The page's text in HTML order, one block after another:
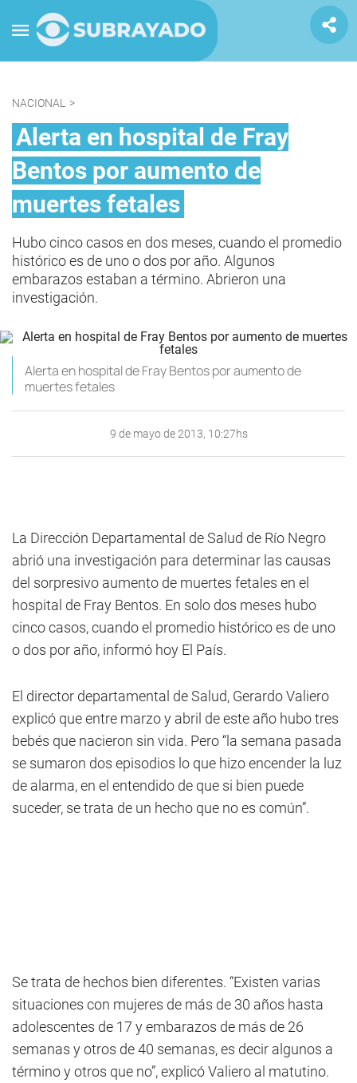
NACIONAL >
Alerta en hospital de Fray
Bentos por aumento de
muertes fetales
Hubo cinco casos en dos meses, cuando el promedio
histórico es de uno o dos por año. Algunos
embarazos estaban a término. Abrieron una
investigación.
Alerta en hospital de Fray Bentos por aumento de
muertes fetales
9 de mayo de 2013, 10:27hs
La Dirección Departamental de Salud de Río Negro
abrió una investigación para determinar las causas
del sorpresivo aumento de muertes fetales en el
hospital de Fray Bentos. En solo dos meses hubo
cinco casos, cuando el promedio histórico es de uno
o dos por año, informó hoy El País.
El director departamental de Salud, Gerardo Valiero
explicó que entre marzo y abril de este año hubo tres
bebés que nacieron sin vida. Pero “la semana pasada
se sumaron dos episodios lo que hizo encender la luz
de alarma, en el entendido de que si bien puede
suceder, se trata de un hecho que no es común”.
Se trata de hechos bien diferentes. “Existen varias
situaciones con mujeres de más de 30 años hasta
adolescentes de 17 y embarazos de más de 26
semanas y otros de 40 semanas, es decir algunos a
término y otros que no”, explicó Valiero al matutino.